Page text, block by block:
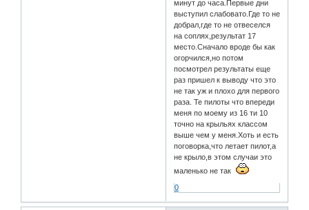
минут до часа.Первые дни
выступил слабовато.Где то не
добрал,где то не отвеселся
на соплях,результат 17
место.Сначало вроде бы как
огорчился,но потом
посмотрел результаты еще
раз пришел к выводу что это
не так уж и плохо для первого
раза. Те пилоты что впереди
меня по моему из 16 ти 10
точно на крыльях классом
выше чем у меня.Хоть и есть
поговорка,что летает пилот,а
не крыло,в этом случаи это
маленько не так
0